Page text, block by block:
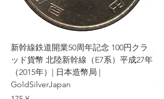
新幹線鉄道開業50周年記念 100円クラ
ッド貨幣 北陸新幹線（E7系）平成27年
（2015年）| 日本造幣局 |
GoldSilverJapan